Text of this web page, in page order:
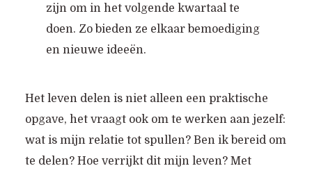
zijn om in het volgende kwartaal te
doen. Zo bieden ze elkaar bemoediging
en nieuwe ideeën.
Het leven delen is niet alleen een praktische
opgave, het vraagt ook om te werken aan jezelf:
wat is mijn relatie tot spullen? Ben ik bereid om
te delen? Hoe verrijkt dit mijn leven? Met